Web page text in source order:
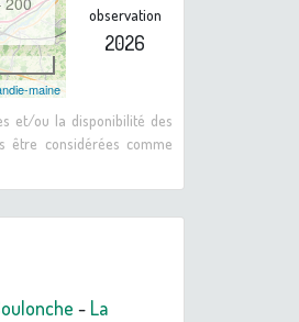
maine
observation
2026
et/ou la disponibilité des
considérées comme
- La